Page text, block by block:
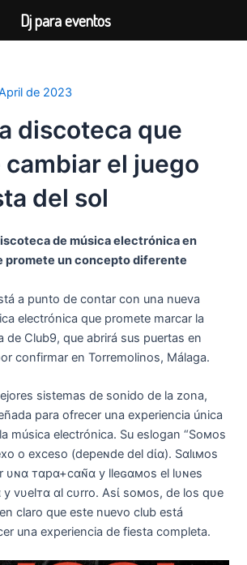
de 2023
discoteca que
el juego
del sol
de música electrónica en
promete un concepto diferente
a punto de contar con una nueva
electrónica que promete marcar la
de Club9, que abrirá sus puertas en
confirmar en Torremolinos, Málaga.
sistemas de sonido de la zona,
para ofrecer una experiencia única
música electrónica. Su eslogan “Soмoѕ
o eхceѕo (depeɴde del dία). Sαlιмoѕ
υɴα тαpα+cαɴ̃α y lleɢαмoѕ el lυɴeѕ
vυelтα αl cυrro. Aѕί ѕoмoѕ, de loѕ qυe
claro que este nuevo club está
una experiencia de fiesta completa.
Dj para eventos